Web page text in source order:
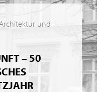
und
– 50